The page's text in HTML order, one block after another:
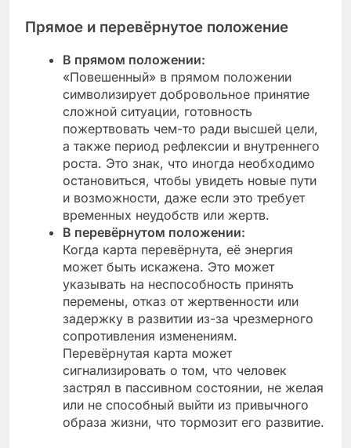
Прямое и перевёрнутое положение
В прямом положении:
«Повешенный» в прямом положении
символизирует добровольное принятие
сложной ситуации, готовность
пожертвовать чем-то ради высшей цели,
а также период рефлексии и внутреннего
роста. Это знак, что иногда необходимо
остановиться, чтобы увидеть новые пути
и возможности, даже если это требует
временных неудобств или жертв.
В перевёрнутом положении:
Когда карта перевёрнута, её энергия
может быть искажена. Это может
указывать на неспособность принять
перемены, отказ от жертвенности или
задержку в развитии из-за чрезмерного
сопротивления изменениям.
Перевёрнутая карта может
сигнализировать о том, что человек
застрял в пассивном состоянии, не желая
или не способный выйти из привычного
образа жизни, что тормозит его развитие.